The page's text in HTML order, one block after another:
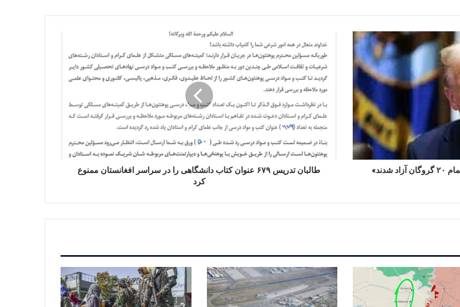
تدریس
۶۷۹
عنوان
کتاب
دانشگاهی
افغانستان
ممنوع
طالبان تدریس ۶۷۹ عنوان کتاب دانشگاهی را در سراسر افغانستان ممنوع
کرد